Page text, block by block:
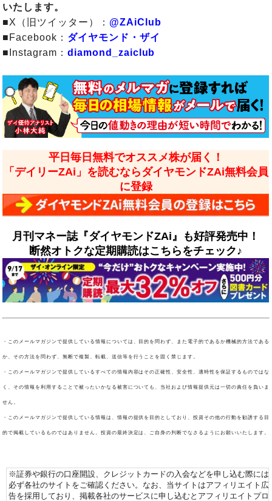
いたします。
■X（旧ツイッター）： @ZAiClub
■Facebook： ダイヤモンド・ザイ
■Instagram：diamond_zaiclub
平日毎日無料でオススメ株が届く！
「デイリーZAi」を読むならダイヤモンドZAi無料会員
に登録
月刊マネー誌『ダイヤモンドZAi』も好評発売中！
断然オトクな定期購読はこちらをチェック♪
・このメールマガジンで提供している情報については、目的を問わず、また電子的であるか機械的方法である
か、その方法を問わず、無断で複製、転載、送信等を行うことを固く禁じます。
・このメールマガジンで提供しているすべての情報内容はその正確性、安全性、適時性を保証するものではな
く、その情報を利用することで被ったいかなる被害についても、当社および情報提供元は一切の責任を負いま
せん。
・このメールマガジンで提供している情報は、情報の提供を目的としており、投資その他の行動を勧誘する目
的で掲載しているものではありません。投資の最終決定は、ご自身の判断でなさるようにお願いいたします。
※証券や銀行の口座開設、クレジットカードの入会などを申し込む際には
必ず各社のサイトをご確認ください。なお、当サイトはアフィリエイト広
告を採用しており、掲載各社のサービスに申し込むとアフィリエイトプロ